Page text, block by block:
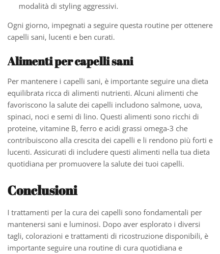
modalità di styling aggressivi.
Ogni giorno, impegnati a seguire questa routine per ottenere
capelli sani, lucenti e ben curati.
Alimenti per capelli sani
Per mantenere i capelli sani, è importante seguire una dieta
equilibrata ricca di alimenti nutrienti. Alcuni alimenti che
favoriscono la salute dei capelli includono salmone, uova,
spinaci, noci e semi di lino. Questi alimenti sono ricchi di
proteine, vitamine B, ferro e acidi grassi omega-3 che
contribuiscono alla crescita dei capelli e li rendono più forti e
lucenti. Assicurati di includere questi alimenti nella tua dieta
quotidiana per promuovere la salute dei tuoi capelli.
Conclusioni
I trattamenti per la cura dei capelli sono fondamentali per
mantenersi sani e luminosi. Dopo aver esplorato i diversi
tagli, colorazioni e trattamenti di ricostruzione disponibili, è
importante seguire una routine di cura quotidiana e